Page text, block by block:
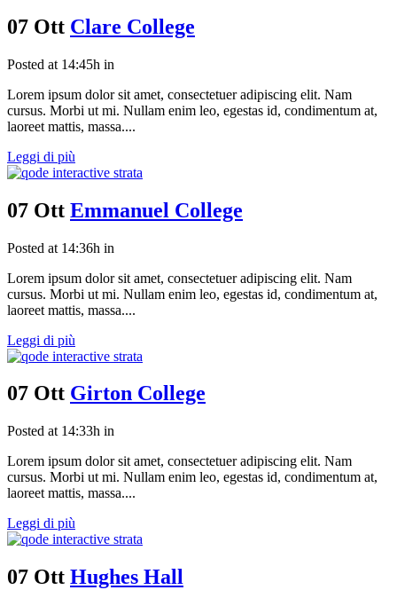
07 Ott Clare College
Posted at 14:45h in
Lorem ipsum dolor sit amet, consectetuer adipiscing elit. Nam
cursus. Morbi ut mi. Nullam enim leo, egestas id, condimentum at,
laoreet mattis, massa....
Leggi di più
07 Ott Emmanuel College
Posted at 14:36h in
Lorem ipsum dolor sit amet, consectetuer adipiscing elit. Nam
cursus. Morbi ut mi. Nullam enim leo, egestas id, condimentum at,
laoreet mattis, massa....
Leggi di più
07 Ott Girton College
Posted at 14:33h in
Lorem ipsum dolor sit amet, consectetuer adipiscing elit. Nam
cursus. Morbi ut mi. Nullam enim leo, egestas id, condimentum at,
laoreet mattis, massa....
Leggi di più
07 Ott Hughes Hall